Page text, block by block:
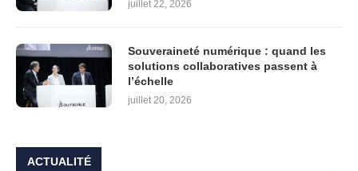
juillet 22, 2026
Souveraineté numérique : quand les
solutions collaboratives passent à
l’échelle
juillet 20, 2026
ACTUALITÉ